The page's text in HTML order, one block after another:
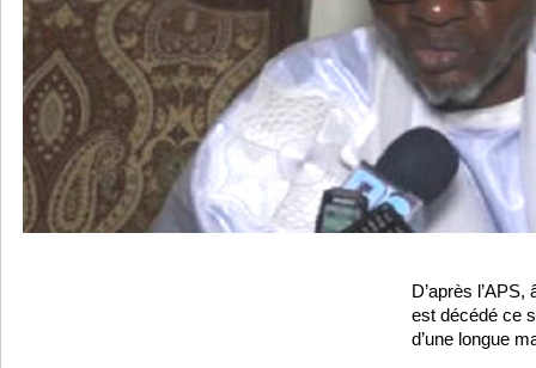
D’après
est décédé ce
d’une longue